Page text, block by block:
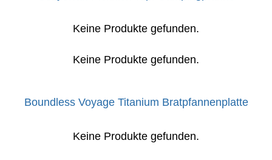
Keine Produkte gefunden.
Keine Produkte gefunden.
Boundless Voyage Titanium Bratpfannenplatte
Keine Produkte gefunden.